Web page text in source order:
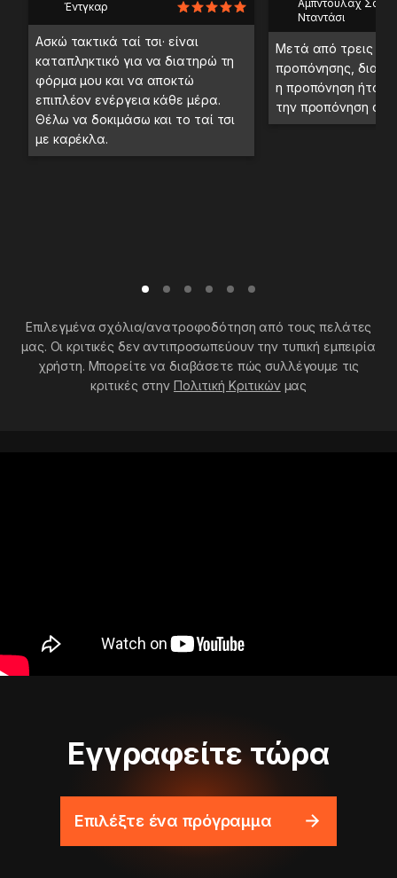
Έντγκαρ
Ασκώ τακτικά ταί τσι· είναι
καταπληκτικό για να διατηρώ τη
φόρμα μου και να αποκτώ
επιπλέον ενέργεια κάθε μέρα.
Θέλω να δοκιμάσω και το ταί τσι
με καρέκλα.
Αμπντουλάχ
Νταντάσι
Μετά από τρεις
προπόνησης,
η προπόνηση ήταν
την προπόνηση στο
Επιλεγμένα σχόλια/ανατροφοδότηση από τους πελάτες
μας. Οι κριτικές δεν αντιπροσωπεύουν την τυπική εμπειρία
χρήστη. Μπορείτε να διαβάσετε πώς συλλέγουμε τις
κριτικές στην Πολιτική Κριτικώνμας
Εγγραφείτε τώρα
Επιλέξτε ένα πρόγραμμα